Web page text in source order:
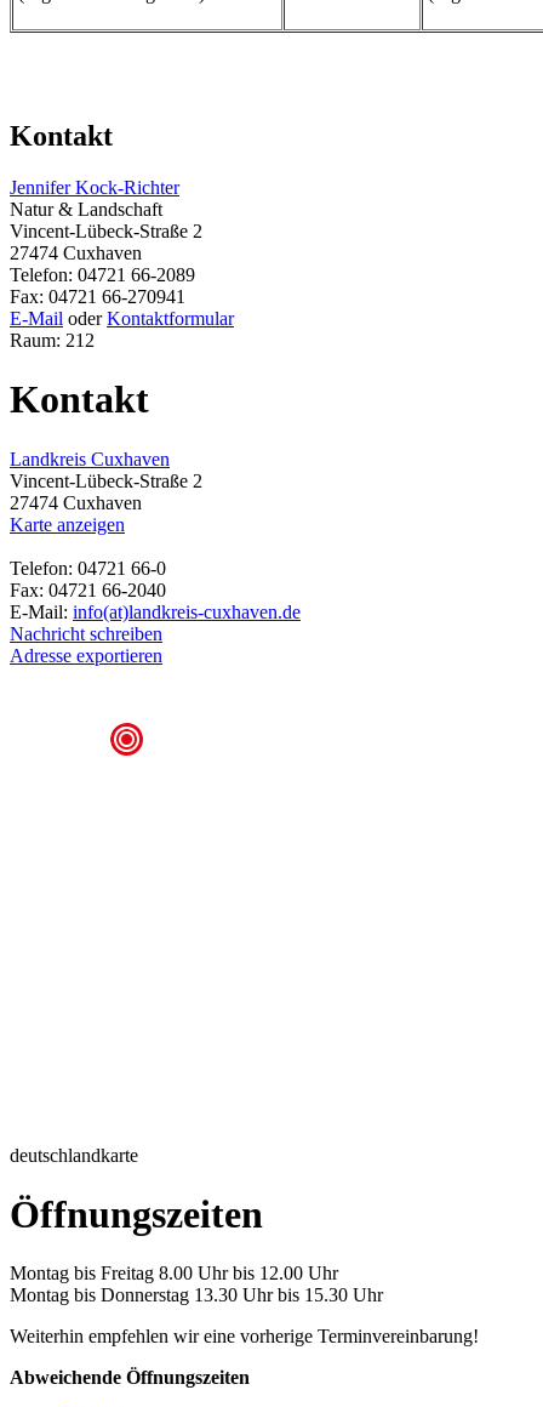
Kontakt
Jennifer Kock-Richter
Natur & Landschaft
Vincent-Lübeck-Straße 2
27474 Cuxhaven
Telefon: 04721 66-2089
Fax: 04721 66-270941
E-Mail oderKontaktformular
Raum: 212
Kontakt
Landkreis Cuxhaven
Vincent-Lübeck-Straße 2
27474 Cuxhaven
Karte anzeigen
Telefon: 04721 66-0
Fax: 04721 66-2040
E-Mail: info(at)landkreis-cuxhaven.de
Nachricht schreiben
Adresse exportieren
deutschlandkarte
Öffnungszeiten
Montag bis Freitag 8.00 Uhr bis 12.00 Uhr
Montag bis Donnerstag 13.30 Uhr bis 15.30 Uhr
Weiterhin empfehlen wir eine vorherige Terminvereinbarung!
Abweichende Öffnungszeiten